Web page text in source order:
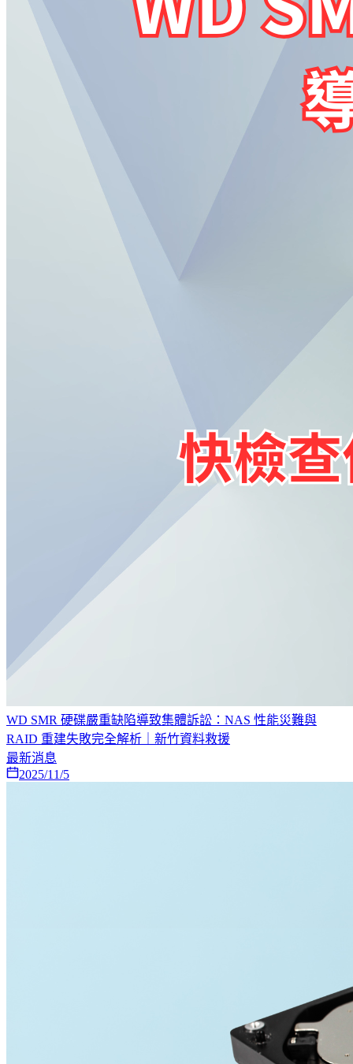
WD SMR 硬碟嚴重缺陷導致集體訴訟：NAS 性能災難與
RAID 重建失敗完全解析｜新竹資料救援
最新消息
2025/11/5